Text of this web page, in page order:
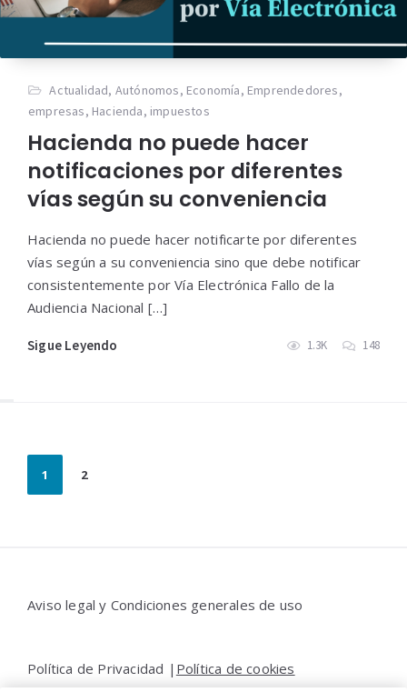
Actualidad, Autónomos, Economía, Emprendedores,
empresas, Hacienda, impuestos
Hacienda no puede hacer
notificaciones por diferentes
vías según su conveniencia
Hacienda no puede hacer notificarte por diferentes
vías según a su conveniencia sino que debe notificar
consistentemente por Vía Electrónica Fallo de la
Audiencia Nacional […]
Sigue Leyendo 1.3K 148
Paginación
de
1 2
Aviso legal y Condiciones generales de uso
Política de Privacidad | Política de cookies